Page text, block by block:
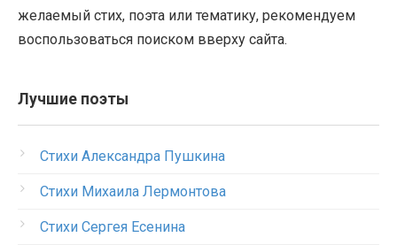
желаемый стих, поэта или тематику, рекомендуем
воспользоваться поиском вверху сайта.
Лучшие поэты
Стихи Александра Пушкина
Стихи Михаила Лермонтова
Стихи Сергея Есенина